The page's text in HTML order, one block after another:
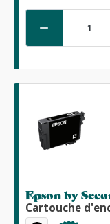

Epson by
Cartouche